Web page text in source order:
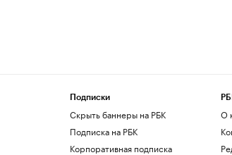
Подписки
Скрыть баннеры на РБК
Подписка на РБК
Корпоративная подписка
О